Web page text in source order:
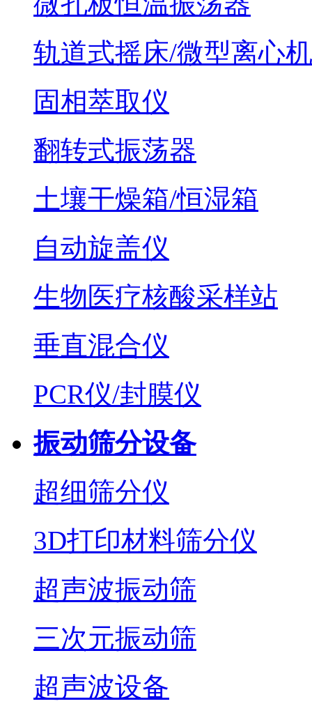
轨道式摇床/微型离心机
固相萃取仪
翻转式振荡器
土壤干燥箱/恒湿箱
自动旋盖仪
生物医疗核酸采样站
垂直混合仪
PCR仪/封膜仪
振动筛分设备
超细筛分仪
3D打印材料筛分仪
超声波振动筛
三次元振动筛
超声波设备